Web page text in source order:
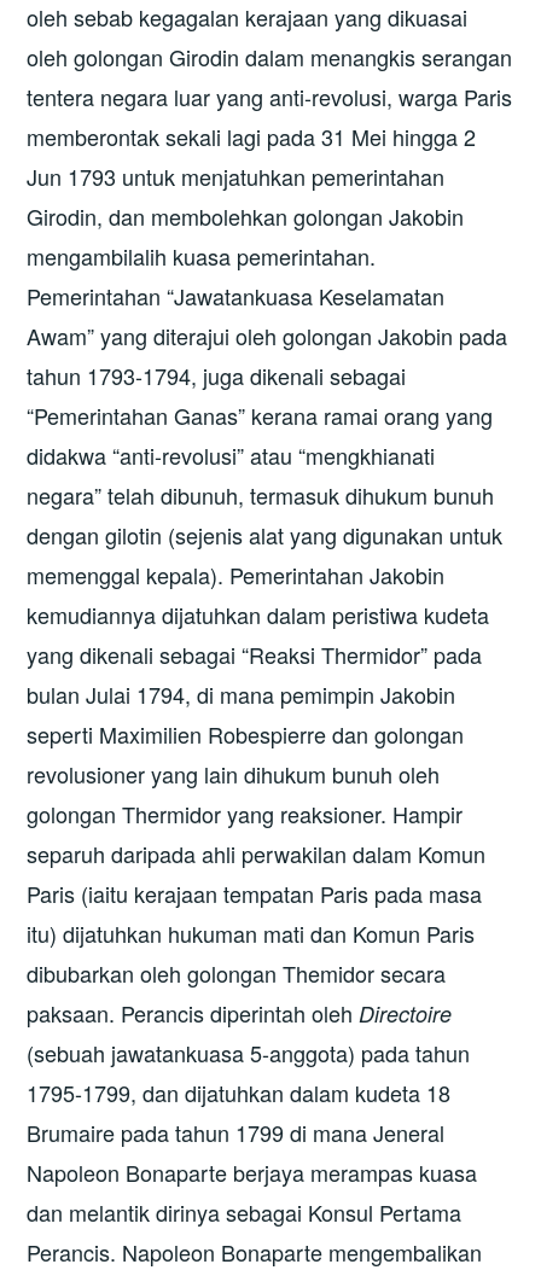
oleh sebab kegagalan kerajaan yang dikuasai
oleh golongan Girodin dalam menangkis serangan
tentera negara luar yang anti-revolusi, warga Paris
memberontak sekali lagi pada 31 Mei hingga 2
Jun 1793 untuk menjatuhkan pemerintahan
Girodin, dan membolehkan golongan Jakobin
mengambilalih kuasa pemerintahan.
Pemerintahan “Jawatankuasa Keselamatan
Awam” yang diterajui oleh golongan Jakobin pada
tahun 1793-1794, juga dikenali sebagai
“Pemerintahan Ganas” kerana ramai orang yang
didakwa “anti-revolusi” atau “mengkhianati
negara” telah dibunuh, termasuk dihukum bunuh
dengan gilotin (sejenis alat yang digunakan untuk
memenggal kepala). Pemerintahan Jakobin
kemudiannya dijatuhkan dalam peristiwa kudeta
yang dikenali sebagai “Reaksi Thermidor” pada
bulan Julai 1794, di mana pemimpin Jakobin
seperti Maximilien Robespierre dan golongan
revolusioner yang lain dihukum bunuh oleh
golongan Thermidor yang reaksioner. Hampir
separuh daripada ahli perwakilan dalam Komun
Paris (iaitu kerajaan tempatan Paris pada masa
itu) dijatuhkan hukuman mati dan Komun Paris
dibubarkan oleh golongan Themidor secara
paksaan. Perancis diperintah oleh Directoire
(sebuah jawatankuasa 5-anggota) pada tahun
1795-1799, dan dijatuhkan dalam kudeta 18
Brumaire pada tahun 1799 di mana Jeneral
Napoleon Bonaparte berjaya merampas kuasa
dan melantik dirinya sebagai Konsul Pertama
Perancis. Napoleon Bonaparte mengembalikan